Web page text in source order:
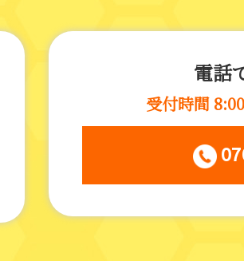
電話
受付時間